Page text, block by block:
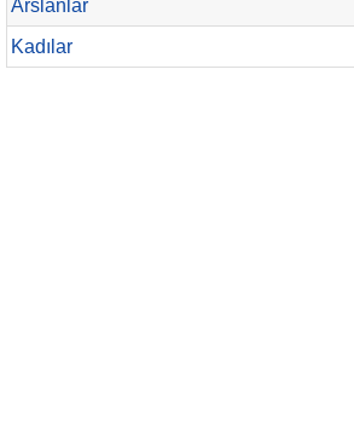
Arslanlar
Kadılar